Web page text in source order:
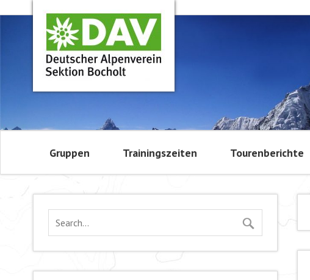
Gruppen Trainingszeiten Tourenberichte